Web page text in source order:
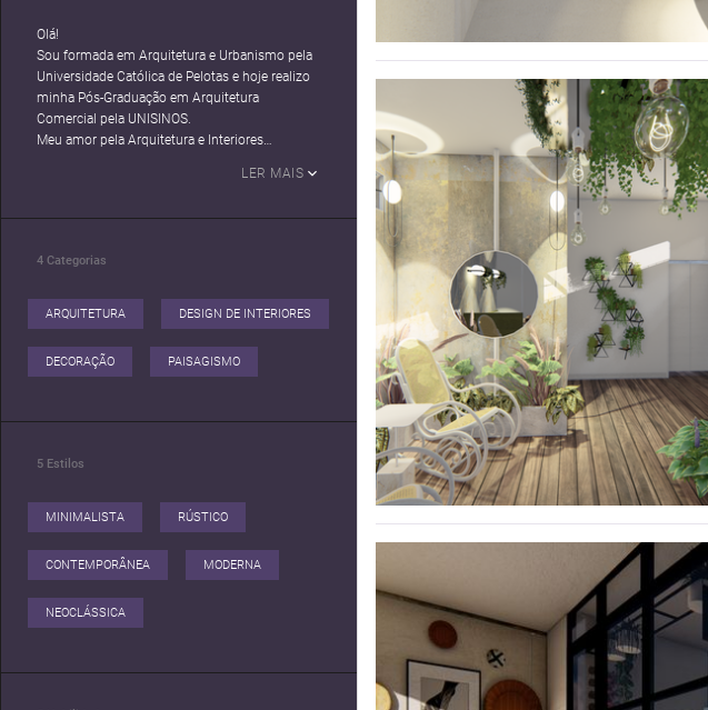
Olá!
Sou formada em Arquitetura e Urbanismo pela
Universidade Católica de Pelotas e hoje realizo
minha Pós-Graduação em Arquitetura
Comercial pela UNISINOS.
Meu amor pela Arquitetura e Interiores
pequena: a Fotografia. Sempre fui a fotografa
Pelotas entraram em contato para me contratar
conta e hoje tenho muita sede de vontade de
mostrar para o mundo esse amor pela minha
LER MAIS
4 Categorias
ARQUITETURA DESIGN DE INTERIORES
DECORAÇÃO PAISAGISMO
5 Estilos
MINIMALISTA RÚSTICO
CONTEMPORÂNEA MODERNA
NEOCLÁSSICA